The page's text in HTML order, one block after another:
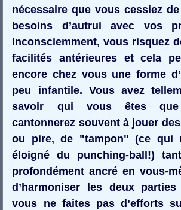
nécessaire que vous cessiez
besoins d’autrui avec vos
Inconsciemment, vous risquez
facilités antérieures et cela
encore chez vous une forme
peu infantile. Vous avez
savoir qui vous êtes
cantonnerez souvent à jouer
ou pire, de "tampon" (ce qui
éloigné du punching-ball!)
profondément ancré en vous-
d’harmoniser les deux
vous ne faites pas d’efforts